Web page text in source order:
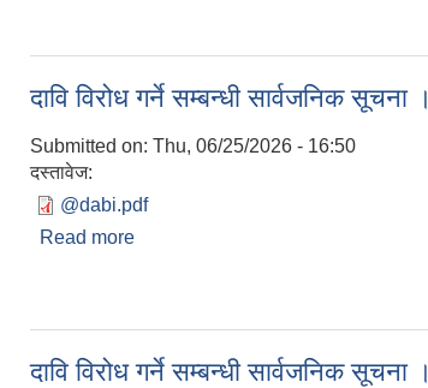
दावि विरोध गर्ने सम्बन्धी सार्वजनिक सूचना ।
Submitted on: Thu, 06/25/2026 - 16:50
दस्तावेज:
@dabi.pdf
Read more
दावि विरोध गर्ने सम्बन्धी सार्वजनिक सूचना ।